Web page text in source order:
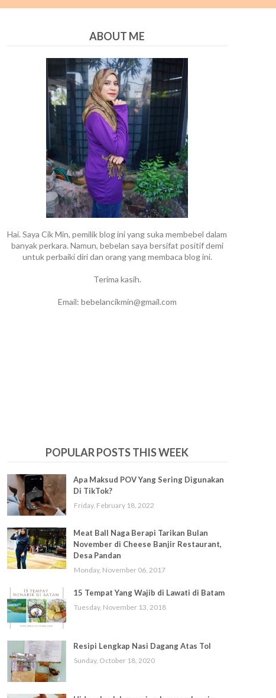
ABOUT ME
Hai. Saya Cik Min, pemilik blog ini yang suka membebel dalam
banyak perkara. Namun, bebelan saya bersifat positif demi
untuk perbaiki diri dan orang yang membaca blog ini.
Terima kasih.
Email: bebelancikmin@gmail.com
POPULAR POSTS THIS WEEK
Apa Maksud POV Yang Sering Digunakan
Di TikTok?
Friday, February 18, 2022
Meat Ball Naga Berapi Tarikan Bulan
November di Cheese Banjir Restaurant,
Desa Pandan
Monday, November 06, 2017
15 Tempat Yang Wajib di Lawati di Batam
Tuesday, November 13, 2018
Resipi Lengkap Nasi Dagang Atas Tol
Sunday, October 18, 2020